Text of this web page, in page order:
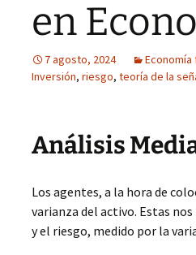
en
7 agosto, 2024 Economía
Inversión, riesgo, teoría de la
Análisis
Los agentes, a la hora de
varianza del activo. Estas
y el riesgo, medido por la